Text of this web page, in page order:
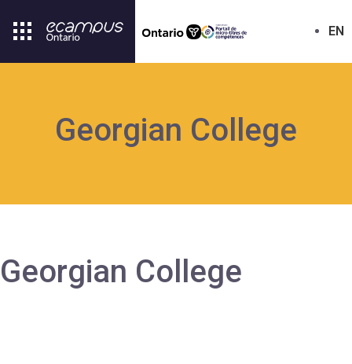
EN
Georgian College
Georgian College